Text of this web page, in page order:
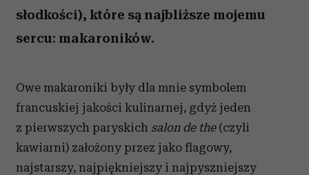
słodkości), które są najbliższe mojemu
sercu: makaroników.
Owe makaroniki były dla mnie symbolem
francuskiej jakości kulinarnej, gdyż jeden
z pierwszych paryskich salon de the(czyli
kawiarni) założony przez jako flagowy,
najstarszy, najpiękniejszy i najpyszniejszy